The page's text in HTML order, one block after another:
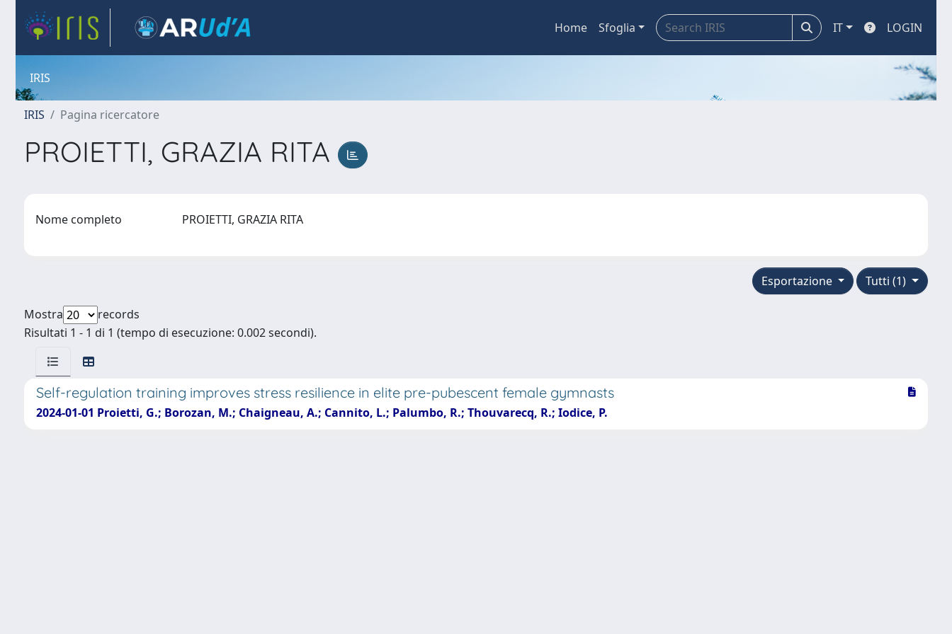
Home Sfoglia IT LOGIN
IRIS
IRIS Pagina ricercatore
PROIETTI, GRAZIA RITA
Nome completo PROIETTI, GRAZIA RITA
Tutti (1)
Esportazione
Mostra
records
Risultati 1 - 1 di 1 (tempo di esecuzione: 0.002 secondi).
Self-regulation training improves stress resilience in elite pre-pubescent female gymnasts
2024-01-01 Proietti, G.; Borozan, M.; Chaigneau, A.; Cannito, L.; Palumbo, R.; Thouvarecq, R.; Iodice, P.